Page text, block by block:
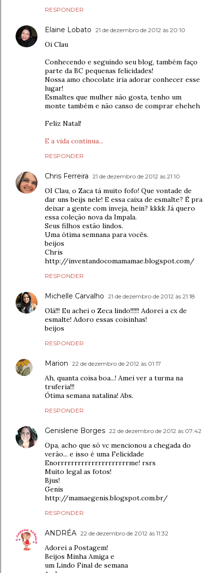
RESPONDER
Elaine Lobato 21 de dezembro de 2012 às 20:10
Oi Clau
Conhecendo e seguindo seu blog, também faço
parte da BC pequenas felicidades!
Nossa amo chocolate iria adorar conhecer esse
lugar!
Esmaltes que mulher não gosta, tenho um
monte também e não canso de comprar eheheh
Feliz Natal!
E a vida continua...
RESPONDER
Chris Ferreira 21 de dezembro de 2012 às 21:10
OI Clau, o Zaca tá muito fofo! Que vontade de
dar uns beijs nele! E essa caixa de esmalte? É pra
deixar a gente com inveja, hein? kkkk Já quero
essa coleção nova da Impala.
Seus filhos estão lindos.
Uma ótima semnana para vocês.
beijos
Chris
http://inventandocomamamae.blogspot.com/
RESPONDER
Michelle Carvalho 21 de dezembro de 2012 às 21:18
Olá!!! Eu achei o Zeca lindo!!!!!! Adorei a cx de
esmalte! Adoro essas coisinhas!
beijos
RESPONDER
Marion 22 de dezembro de 2012 às 01:17
Ah, quanta coisa boa...! Amei ver a turma na
truferia!!!
Ótima semana natalina! Abs.
RESPONDER
Genislene Borges 22 de dezembro de 2012 às 07:42
Opa, acho que só vc mencionou a chegada do
verão... e isso é uma Felicidade
Enorrrrrrrrrrrrrrrrrrrrrme! rsrs
Muito legal as fotos!
Bjus!
Genis
http://mamaegenis.blogspot.com.br/
RESPONDER
ANDRÉA 22 de dezembro de 2012 às 11:32
Adorei a Postagem!
Beijos Minha Amiga e
um Lindo Final de semana